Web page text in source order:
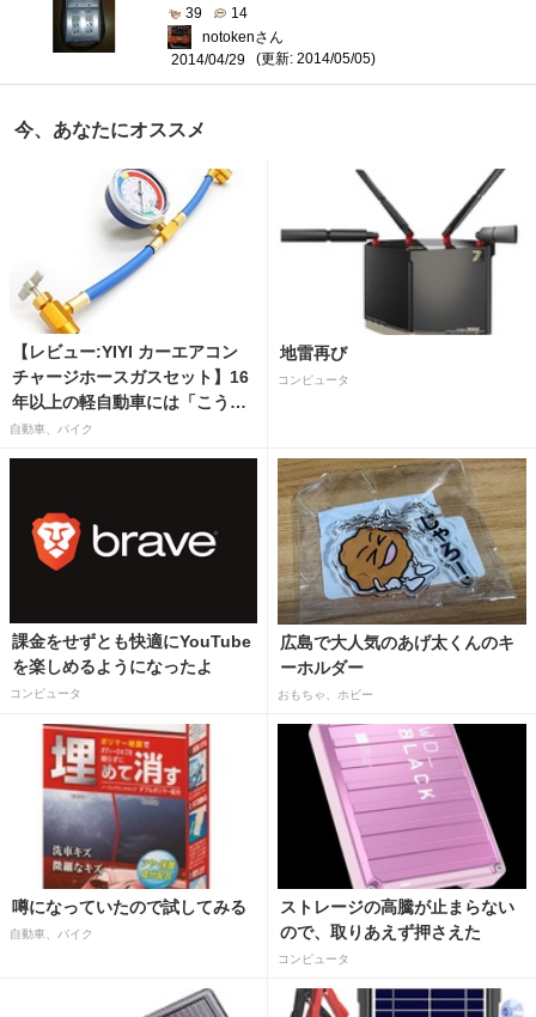
39
14
notokenさん
2014/04/29
(更新: 2014/05/05)
今、あなたにオススメ
【レビュー:YIYI カーエアコン
チャージホースガスセット】16
年以上の軽自動車には「こうか
はばつぐんだ」が…
自動車、バイク
地雷再び
コンピュータ
課金をせずとも快適にYouTube
を楽しめるようになったよ
コンピュータ
広島で大人気のあげ太くんのキ
ーホルダー
おもちゃ、ホビー
噂になっていたので試してみる
自動車、バイク
ストレージの高騰が止まらない
ので、取りあえず押さえた
コンピュータ